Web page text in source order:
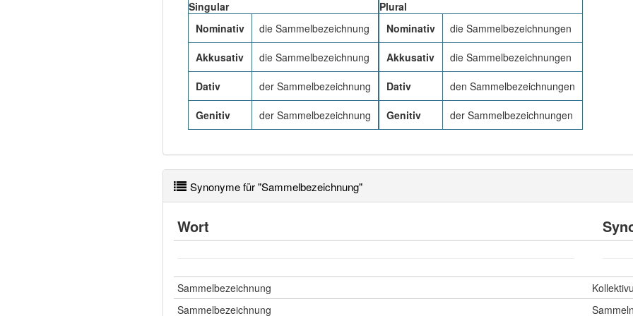
Singular
Nominativ
die Sammelbezeichnung
Akkusativ die Sammelbezeichnung
Dativ der Sammelbezeichnung
Genitiv der Sammelbezeichnung
Plural
Nominativ
die Sammelbezeichnungen
Akkusativ die Sammelbezeichnungen
Dativ den Sammelbezeichnungen
Genitiv der Sammelbezeichnungen
Synonyme für "Sammelbezeichnung"
Wort
Sammelbezeichnung
Sammelbezeichnung